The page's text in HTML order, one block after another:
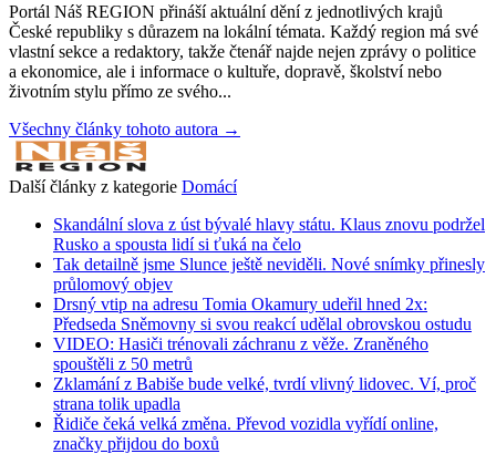
Portál Náš REGION přináší aktuální dění z jednotlivých krajů
České republiky s důrazem na lokální témata. Každý region má své
vlastní sekce a redaktory, takže čtenář najde nejen zprávy o politice
a ekonomice, ale i informace o kultuře, dopravě, školství nebo
životním stylu přímo ze svého...
Všechny články tohoto autora →
Další články z kategorie Domácí
Skandální slova z úst bývalé hlavy státu. Klaus znovu podržel
Rusko a spousta lidí si ťuká na čelo
Tak detailně jsme Slunce ještě neviděli. Nové snímky přinesly
průlomový objev
Drsný vtip na adresu Tomia Okamury udeřil hned 2x:
Předseda Sněmovny si svou reakcí udělal obrovskou ostudu
VIDEO: Hasiči trénovali záchranu z věže. Zraněného
spouštěli z 50 metrů
Zklamání z Babiše bude velké, tvrdí vlivný lidovec. Ví, proč
strana tolik upadla
Řidiče čeká velká změna. Převod vozidla vyřídí online,
značky přijdou do boxů